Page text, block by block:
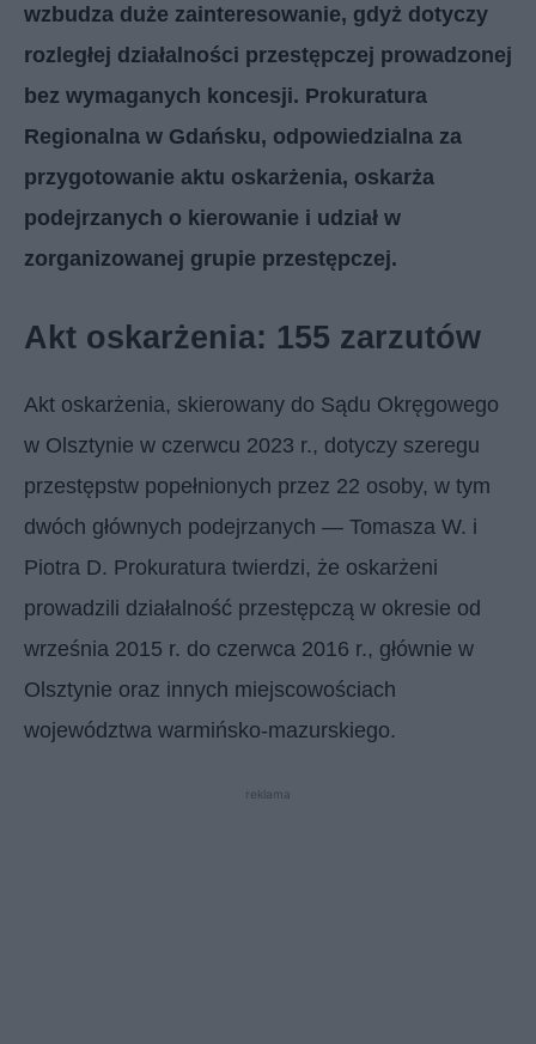
wzbudza duże zainteresowanie, gdyż dotyczy
rozległej działalności przestępczej prowadzonej
bez wymaganych koncesji. Prokuratura
Regionalna w Gdańsku, odpowiedzialna za
przygotowanie aktu oskarżenia, oskarża
podejrzanych o kierowanie i udział w
zorganizowanej grupie przestępczej.
Akt oskarżenia: 155 zarzutów
Akt oskarżenia, skierowany do Sądu Okręgowego
w Olsztynie w czerwcu 2023 r., dotyczy szeregu
przestępstw popełnionych przez 22 osoby, w tym
dwóch głównych podejrzanych — Tomasza W. i
Piotra D. Prokuratura twierdzi, że oskarżeni
prowadzili działalność przestępczą w okresie od
września 2015 r. do czerwca 2016 r., głównie w
Olsztynie oraz innych miejscowościach
województwa warmińsko-mazurskiego.
reklama